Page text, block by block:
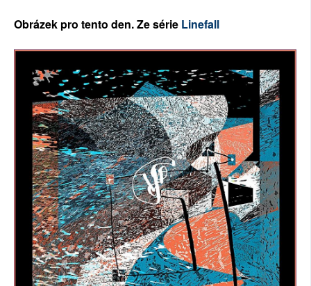
SOCIÁLNÍ SÍTĚ
RUBRIKY
PLNÁ VERZE STRÁNEK
Obrázek pro tento den. Ze série Linefall